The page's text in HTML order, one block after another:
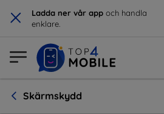
× Ladda ner vår app och handla
enklare.
Skärmskydd